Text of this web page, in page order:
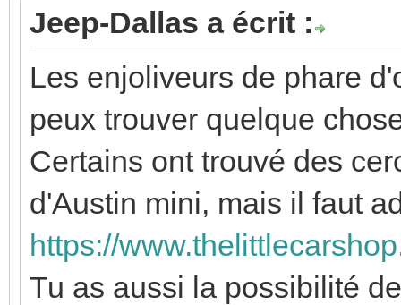
Jeep-Dallas a écrit :
Les enjoliveurs de phare
peux trouver quelque
Certains ont trouvé des
d'Austin mini, mais il faut
https://
Tu as aussi la possibilité